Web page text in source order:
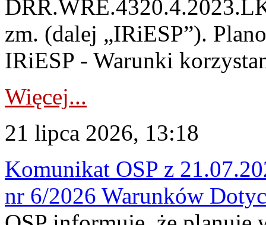
zm. (dalej „IRiESP”).
IRiESP - Warunki
Więcej...
21 lipca 2026, 13:18
Komunikat OSP z
nr 6/2026 Warunków